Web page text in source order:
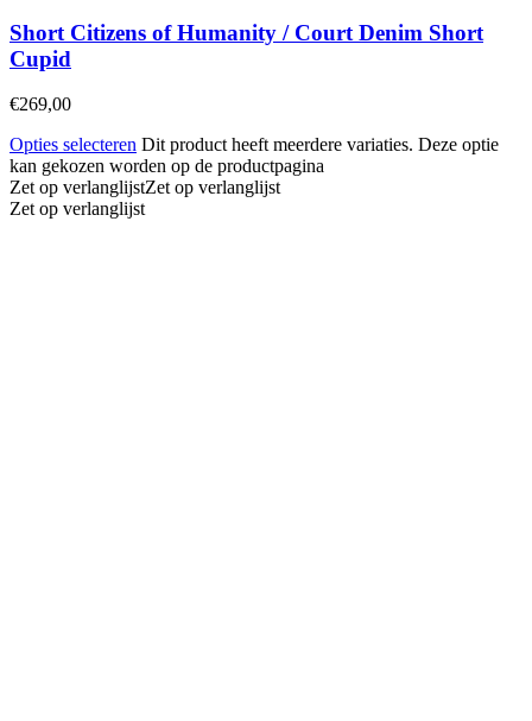
Short Citizens of Humanity / Court Denim Short
Cupid
€269,00
Opties selecteren Dit product heeft meerdere variaties. Deze optie
kan gekozen worden op de productpagina
Zet op verlanglijstZet op verlanglijst
Zet op verlanglijst